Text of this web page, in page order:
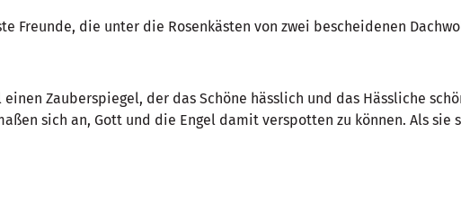
Freunde, die unter die Rosenkästen von zwei bescheidenen
Zauberspiegel, der das Schöne hässlich und das Hässliche
sich an, Gott und die Engel damit verspotten zu können. Als